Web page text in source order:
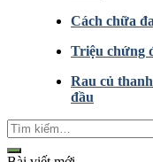
Cách chữa
Triệu chứng
Rau củ
đầu